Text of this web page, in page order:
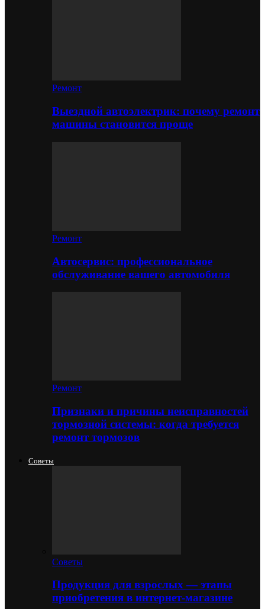
Ремонт
Выездной автоэлектрик: почему ремонт
машины становится проще
Ремонт
Автосервис: профессиональное
обслуживание вашего автомобиля
Ремонт
Признаки и причины неисправностей
тормозной системы: когда требуется
ремонт тормозов
Советы
Советы
Продукция для взрослых — этапы
приобретения в интернет-магазине